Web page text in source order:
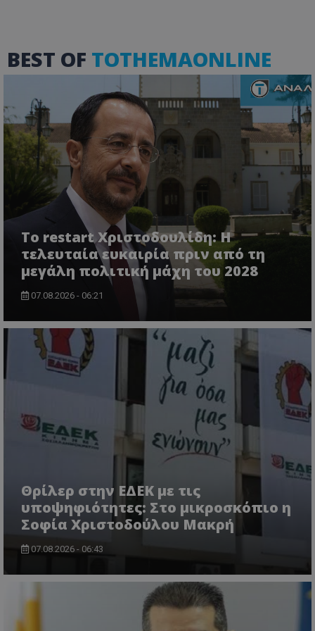
BEST OF TOTHEMAONLINE
Το restart Χριστοδουλίδη: Η
τελευταία ευκαιρία πριν από τη
μεγάλη πολιτική μάχη του 2028
07.08.2026 - 06:21
Θρίλερ στην ΕΔΕΚ με τις
υποψηφιότητες: Στο μικροσκόπιο η
Σοφία Χριστοδούλου Μακρή
07.08.2026 - 06:43
ASP.NET_SessionId
Microsoft Corporation
VISITOR_PRIVACY_METADATA
YouTube
.youtube.com